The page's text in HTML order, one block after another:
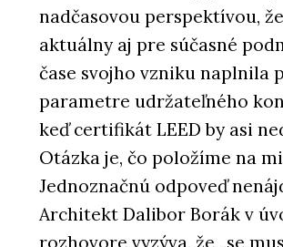
nadčasovou perspektívou,
aktuálny aj pre súčasné
čase svojho vzniku naplnila
parametre udržateľného
keď certifikát LEED by asi
Otázka je, čo položíme na
Jednoznačnú odpoveď
Architekt Dalibor Borák v
rozhovore vyzýva, že „se